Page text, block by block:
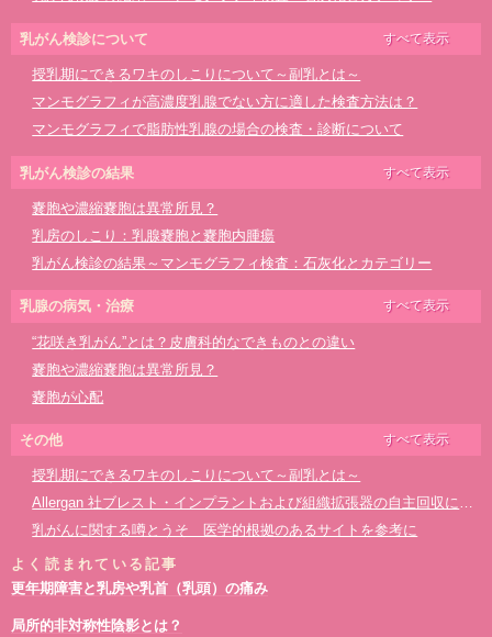
乳がんに関する噂とうそ 医学的根拠のあるサイトを参考に
更年期障害と乳房や乳首（乳頭）の痛み
マンモグラフィで脂肪性乳腺の場合の検査・診断について
シリコンインプラントによる乳房再建と血液のがんについての問題
乳がん治療で手術しない方法は？
リンパ浮腫とは？
乳輪下膿瘍について
豊胸手術を受けた方の乳がん検診について
皮膚が赤いと乳がん？？
巨大乳腺腫瘤について
乳がん化学療法の副作用と漢方薬
充実性腫瘤とは
女性化乳房症について
嚢胞内腫瘍について
乳がんの原因は？ストレスや食生活は関係ある？
乳がん検診について すべて表示
授乳期にできるワキのしこりについて～副乳とは～
マンモグラフィが高濃度乳腺でない方に適した検査方法は？
マンモグラフィで脂肪性乳腺の場合の検査・診断について
乳がん検診を受けるタイミングについて
豊胸手術を受けた方の乳がん検診について
マンモグラフィは痛いからしたくない
乳腺腫瘤に対しての細胞診と針生検（組織診）について
妊娠中の乳がん検診について
乳がん検診受けましたか？
マンモグラフィ検査も受けておいたほうが良い？
乳がん検診は超音波が一番良い？
忙しい方こそ乳がん検診を受けたほうが良い！？
マンモグラフィ検査の撮影方法・撮影回数について
せっかく併用検診受けたのに
視触診は必要か
マンモグラフィと背景乳腺濃度
乳がん検診の結果 すべて表示
嚢胞や濃縮嚢胞は異常所見？
乳房のしこり：乳腺嚢胞と嚢胞内腫瘍
乳がん検診の結果～マンモグラフィ検査：石灰化とカテゴリー
充実性腫瘤とは
乳腺腫瘤があると言われて
乳頭部のしこりは超音波検査では判断しにくいことも
嚢胞内腫瘍について
乳がん検診の結果～超音波検査で乳管拡張～
乳がん検診で「乳腺嚢胞」と結果が出たときは
マンモグラフィの乳腺濃度は異常所見ではありません
40歳、50歳で線維腺腫と言われた
乳がん検診 マンモグラフィ検査結果の「構築の乱れ」とは？
偶然発見した乳腺腫瘤
乳腺の病気・治療 すべて表示
“花咲き乳がん”とは？皮膚科的なできものとの違い
嚢胞や濃縮嚢胞は異常所見？
嚢胞が心配
シリコンインプラントによる乳房再建と血液のがんについての問題
「抗がん剤は効かない」とお考えの方へ 抗がん剤の有用性について
乳がん治療で手術しない方法は？
巨大乳腺腫瘤について
良性腫瘍「葉状腫瘍」とは
乳腺炎と炎症性乳がんについて
線維腺腫が大きくなってきた！？
その他 すべて表示
授乳期にできるワキのしこりについて～副乳とは～
Allergan 社ブレスト・インプラントおよび組織拡張器の自主回収について
乳がんに関する噂とうそ 医学的根拠のあるサイトを参考に
予防的な乳房切除の現状
リンパ浮腫と食事・運動について
よく読まれている記事
更年期障害と乳房や乳首（乳頭）の痛み
局所的非対称性陰影とは？